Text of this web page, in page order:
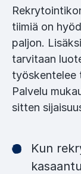
tiimiä on
paljon.
tarvitaan
työskentelee
Palvelu
sitten
Kun